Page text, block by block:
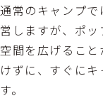
通常のキャンプ
営しますが、ポ
空間を広げるこ
けずに、すぐに
す。